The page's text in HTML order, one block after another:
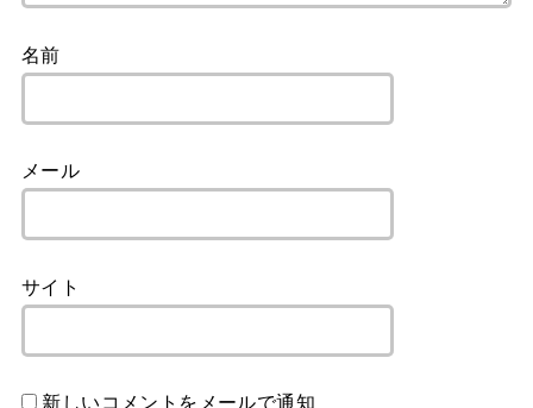
名前
メール
サイト
新しいコメントをメールで通知